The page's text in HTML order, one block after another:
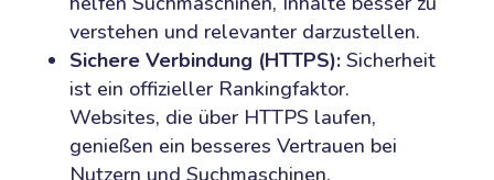
verstehen und relevanter darzustellen.
Sichere Verbindung (HTTPS):Sicherheit
ist ein offizieller Rankingfaktor.
Websites, die über HTTPS laufen,
genießen ein besseres Vertrauen bei
Nutzern und Suchmaschinen.